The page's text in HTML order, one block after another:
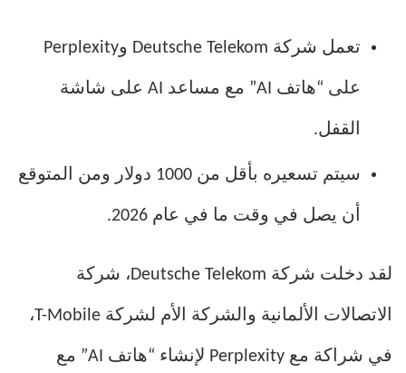
تعمل شركة Deutsche Telekom وPerplexity
على “هاتف AI” مع مساعد AI على شاشة
القفل.
سيتم تسعيره بأقل من 1000 دولار ومن المتوقع
أن يصل في وقت ما في عام 2026.
لقد دخلت شركة Deutsche Telekom، شركة
الاتصالات الألمانية والشركة الأم لشركة T-Mobile،
في شراكة مع Perplexity لإنشاء “هاتف AI” مع